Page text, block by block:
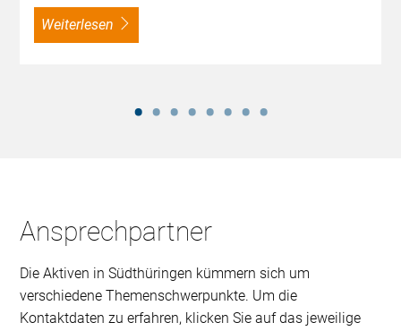
weiterlesen
Ansprechpartner
Die Aktiven in Südthüringen kümmern sich um
verschiedene Themenschwerpunkte. Um die
Kontaktdaten zu erfahren, klicken Sie auf das jeweilige